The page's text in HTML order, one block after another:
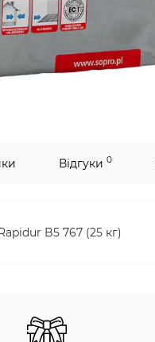
Відгуки 0
B5 767 (25 кг)